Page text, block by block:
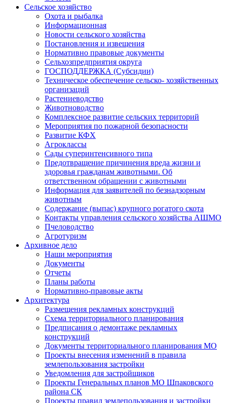
Сельское хозяйство
Охота и рыбалка
Информационная
Новости сельского хозяйства
Постановления и извещения
Нормативно правовые документы
Сельхозпредприятия округа
ГОСПОДДЕРЖКА (Субсидии)
Техническое обеспечение сельско- хозяйственных
организаций
Растениеводство
Животноводство
Комплексное развитие сельских территорий
Мероприятия по пожарной безопасности
Развитие КФХ
Агроклассы
Сады суперинтенсивного типа
Предотвращение причинения вреда жизни и
здоровья гражданам животными. Об
ответственном обращении с животными
Информация для заявителей по безнадзорным
животным
Содержание (выпас) крупного рогатого скота
Контакты управления сельского хозяйства АШМО
Пчеловодство
Агротуризм
Архивное дело
Наши мероприятия
Документы
Отчеты
Планы работы
Нормативно-правовые акты
Архитектура
Размещения рекламных конструкций
Схема территориального планирования
Предписания о демонтаже рекламных
конструкций
Документы территориального планирования МО
Проекты внесения изменений в правила
землепользования застройки
Уведомления для застройщиков
Проекты Генеральных планов МО Шпаковского
района СК
Проекты правил землепользования и застройки